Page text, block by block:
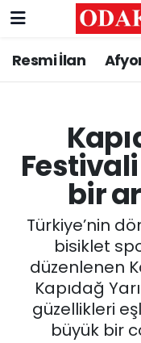
Resmi İlan
bir
Türkiye’nin
bisiklet
düzenlenen
Kapıdağ
güzellikleri
büyük bir
ASAYİŞ
GÜNCEL
SİYASET
EĞİTİM
MAGAZİN
Nöbetçi
Trafik
Süper Lig
Tüm
Son Dakika
Haber Arşivi